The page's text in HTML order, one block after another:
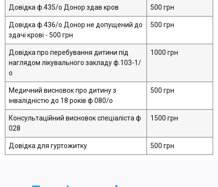
Довідка ф.435/о Донор здав кров 500 грн
Довідка ф.436/о Донор не допущений до
здачі крові - 500 грн
500 грн
Довідка про перебування дитини під
наглядом лікувального закладу ф.103-1/
о
1000 грн
Медичний висновок про дитину з
інвалідністю до 18 років ф 080/о
500 грн
Консультаційний висновок спеціаліста ф
028
1500 грн
Довідка для гуртожитку 500 грн